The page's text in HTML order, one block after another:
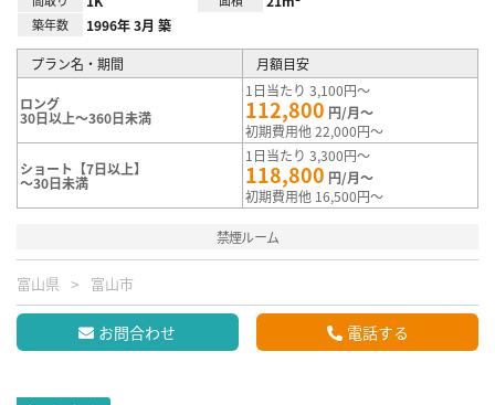
築年数 1996年 3月 築
プラン名・期間 月額目安
ロング
30日以上～360日未満
1日当たり 3,100円～
112,800 円/月～
初期費用他 22,000円～
ショート【7日以上】
～30日未満
1日当たり 3,300円～
118,800 円/月～
初期費用他 16,500円～
禁煙ルーム
富山県 富山市
お問合わせ 電話する